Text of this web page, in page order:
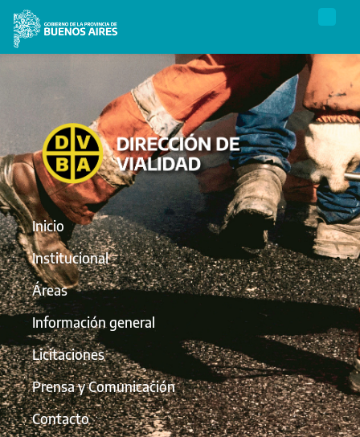
Inicio
Institucional
Áreas
Información general
Licitaciones
Prensa y Comunicación
Contacto